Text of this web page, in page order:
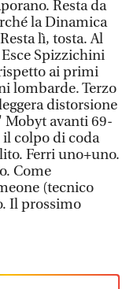
Resta da
la Dinamica
lì, tosta. Al
Spizzichini
ai primi
lombarde. Terzo
distorsione
Mobyt avanti 69-
colpo di coda
Ferri uno+uno.
Come
(tecnico
Il prossimo